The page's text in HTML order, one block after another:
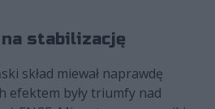
stabilizację
skład miewał naprawdę
efektem były triumfy nad